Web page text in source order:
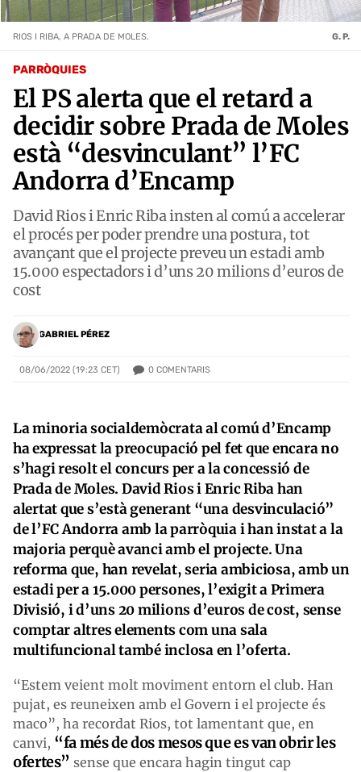
PARRÒQUIES
El PS alerta que el retard a
decidir sobre Prada de Moles
està “desvinculant” l’FC
Andorra d’Encamp
David Rios i Enric Riba insten al comú a accelerar
el procés per poder prendre una postura, tot
avançant que el projecte preveu un estadi amb
15.000 espectadors i d’uns 20 milions d’euros de
cost
GABRIEL PÉREZ
08/06/2022 (19:23 CET) 0 COMENTARIS
RIOS I RIBA, A PRADA DE MOLES. G. P.
La minoria socialdemòcrata al comú d’Encamp
ha expressat la preocupació pel fet que encara no
s’hagi resolt el concurs per a la concessió de
Prada de Moles. David Rios i Enric Riba han
alertat que s’està generant “una desvinculació”
de l’FC Andorra amb la parròquia i han instat a la
majoria perquè avanci amb el projecte. Una
reforma que, han revelat, seria ambiciosa, amb un
estadi per a 15.000 persones, l’exigit a Primera
Divisió, i d’uns 20 milions d’euros de cost, sense
comptar altres elements com una sala
multifuncional també inclosa en l’oferta.
“Estem veient molt moviment entorn el club. Han
pujat, es reuneixen amb el Govern i el projecte és
maco”, ha recordat Rios, tot lamentant que, en
canvi, “fa més de dos mesos que es van obrir les
ofertes” sense que encara hagin tingut cap